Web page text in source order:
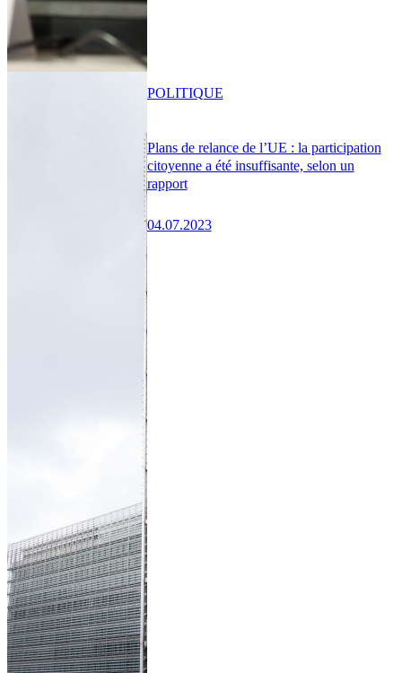
Plans de relance de l’UE : la participation
citoyenne a été insuffisante, selon un
rapport
04.07.2023
POLITIQUE